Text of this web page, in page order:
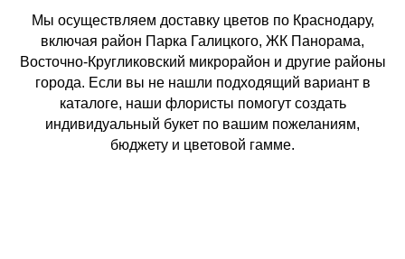
Мы осуществляем доставку цветов по Краснодару,
включая район Парка Галицкого, ЖК Панорама,
Восточно-Кругликовский микрорайон и другие районы
города. Если вы не нашли подходящий вариант в
каталоге, наши флористы помогут создать
индивидуальный букет по вашим пожеланиям,
бюджету и цветовой гамме.